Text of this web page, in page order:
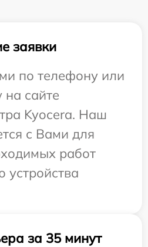
заявки
по телефону или
на сайте
Kyocera. Наш
с Вами для
работ
устройства
за 35 минут